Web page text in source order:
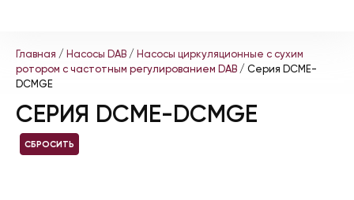
Главная / Насосы DAB / Насосы циркуляционные с сухим
ротором с частотным регулированием DAB / Серия DCME-
DCMGE
СЕРИЯ DCME-DCMGE
СБРОСИТЬ